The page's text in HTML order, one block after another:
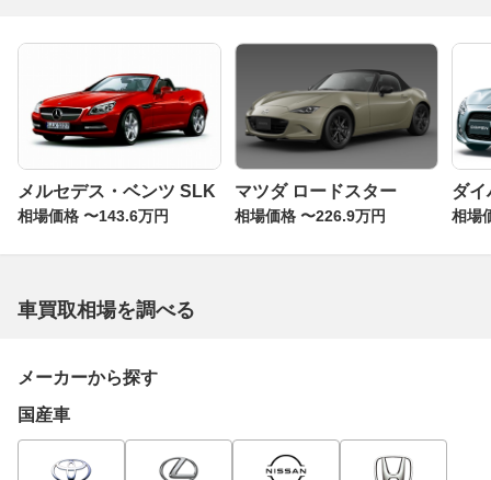
メルセデス・ベンツ SLK
相場価格 〜143.6万円
マツダ ロードスター
相場価格 〜226.9万円
ダイ
相場
車買取相場を調べる
メーカーから探す
国産車